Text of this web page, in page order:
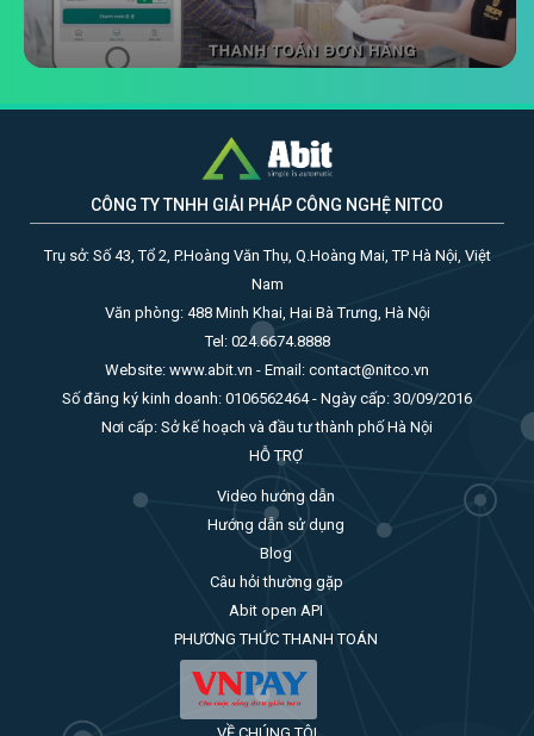
CÔNG TY TNHH GIẢI PHÁP CÔNG NGHỆ NITCO
Trụ sở: Số 43, Tổ 2, P.Hoàng Văn Thụ, Q.Hoàng Mai, TP Hà Nội, Việt
Nam
Văn phòng: 488 Minh Khai, Hai Bà Trưng, Hà Nội
Tel: 024.6674.8888
Website: www.abit.vn - Email: contact@nitco.vn
Số đăng ký kinh doanh: 0106562464 - Ngày cấp: 30/09/2016
Nơi cấp: Sở kế hoạch và đầu tư thành phố Hà Nội
HỖ TRỢ
Video hướng dẫn
Hướng dẫn sử dụng
Blog
Câu hỏi thường gặp
Abit open API
PHƯƠNG THỨC THANH TOÁN